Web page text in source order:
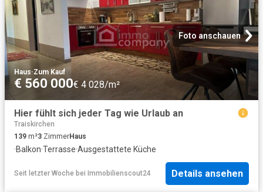
Foto anschauen
Haus·Zum Kauf
€ 560 000€ 4 028/m²
Hier fühlt sich jeder Tag wie Urlaub an
Traiskirchen
139 m²3 ZimmerHaus
·Balkon·Terrasse·Ausgestattete Küche
Seit letzter Woche bei Immobilienscout24 Details ansehen